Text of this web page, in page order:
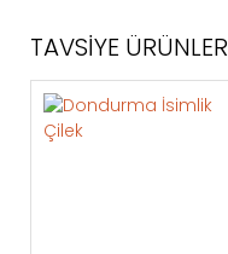
TAVSİYE ÜRÜNLER